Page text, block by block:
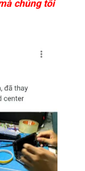
chúng tôi